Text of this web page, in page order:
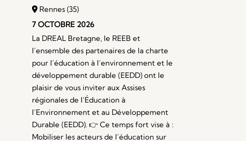
Rennes (35)
7 OCTOBRE 2026
La DREAL Bretagne, le REEB et
l’ensemble des partenaires de la charte
pour l’éducation à l’environnement et le
développement durable (EEDD) ont le
plaisir de vous inviter aux Assises
régionales de l’Éducation à
l’Environnement et au Développement
Durable (EEDD). 👉 Ce temps fort vise à :
Mobiliser les acteurs de l’éducation sur